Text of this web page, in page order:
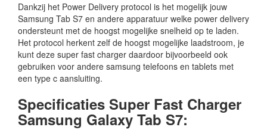
Dankzij het Power Delivery protocol is het mogelijk jouw
Samsung Tab S7 en andere apparatuur welke power delivery
ondersteunt met de hoogst mogelijke snelheid op te laden.
Het protocol herkent zelf de hoogst mogelijke laadstroom, je
kunt deze super fast charger daardoor bijvoorbeeld ook
gebruiken voor andere samsung telefoons en tablets met
een type c aansluiting.
Specificaties Super Fast Charger
Samsung Galaxy Tab S7: